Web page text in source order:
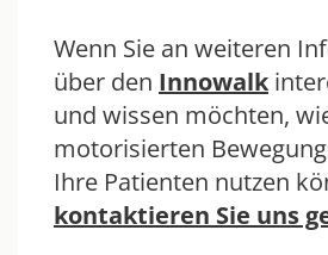
Wenn Sie an weiteren
über den Innowalk
und wissen möchten,
motorisierten
Ihre Patienten nutzen
kontaktieren Sie uns